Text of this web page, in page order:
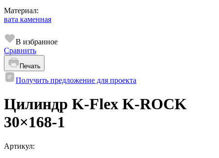
Материал:
вата каменная
В избранное
Сравнить
Печать
Получить предложение для проекта
Цилиндр K-Flex K-ROCK
30×168-1
Артикул: